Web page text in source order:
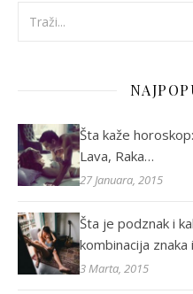
Šta kaže
Lava, Raka…
27 Januara, 2015
Šta je podznak i
kombinacija znaka
3 Marta, 2015